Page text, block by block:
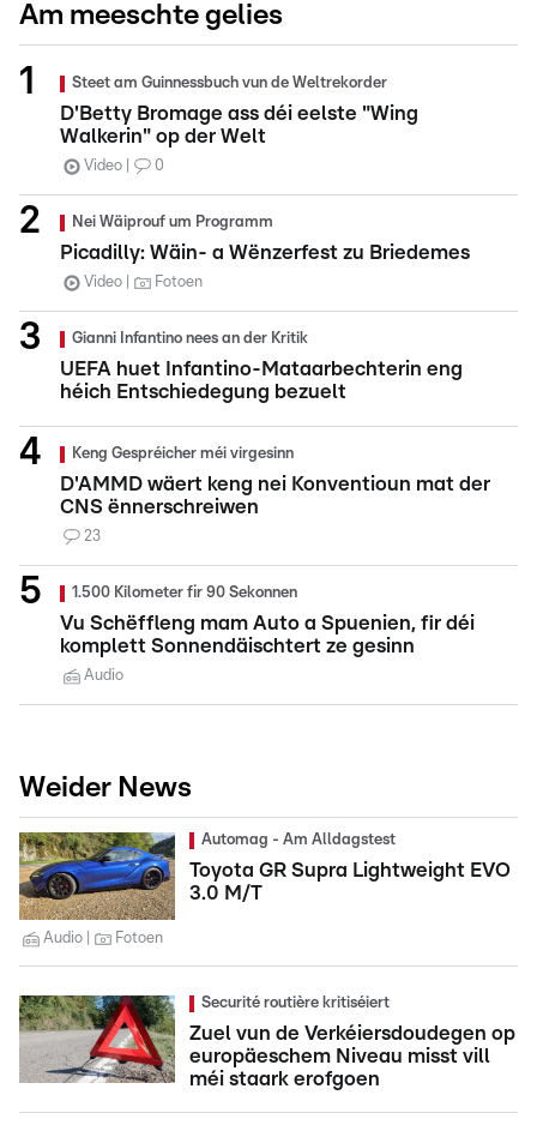
Am meeschte gelies
Steet am Guinnessbuch vun de Weltrekorder
D'Betty Bromage ass déi eelste "Wing
Walkerin" op der Welt
Video 0
Nei Wäiprouf um Programm
Picadilly: Wäin- a Wënzerfest zu Briedemes
Video Fotoen
Gianni Infantino nees an der Kritik
UEFA huet Infantino-Mataarbechterin eng
héich Entschiedegung bezuelt
Keng Gespréicher méi virgesinn
D'AMMD wäert keng nei Konventioun mat der
CNS ënnerschreiwen
23
1.500 Kilometer fir 90 Sekonnen
Vu Schëffleng mam Auto a Spuenien, fir déi
komplett Sonnendäischtert ze gesinn
Audio
Weider News
Automag - Am Alldagstest
Toyota GR Supra Lightweight EVO
3.0 M/T
Audio Fotoen
Securité routière kritiséiert
Zuel vun de Verkéiersdoudegen op
europäeschem Niveau misst vill
méi staark erofgoen